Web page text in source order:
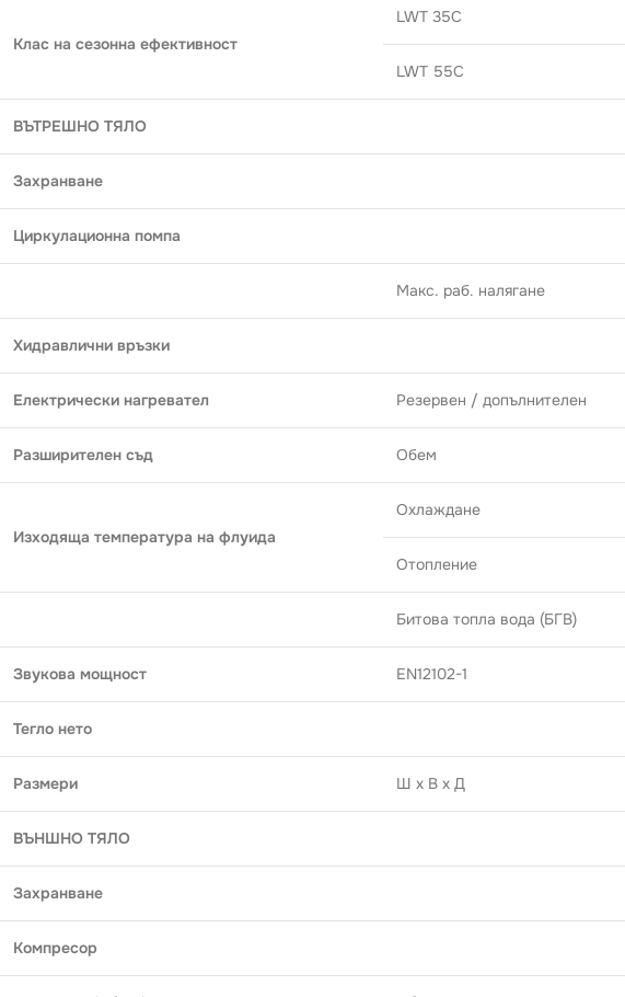
Клас на сезонна ефективност
LWT 35C
LWT 55C
ВЪТРЕШНО ТЯЛО
Захранване
Циркулационна помпа
Макс. раб. налягане
Хидравлични връзки
Електрически нагревател Резервен / допълнителен
Разширителен съд Обем
Изходяща температура на флуида
Охлаждане
Отопление
Битова топла вода (БГВ)
Звукова мощност EN12102-1
Тегло нето
Размери Ш x В x Д
ВЪНШНО ТЯЛО
Захранване
Компресор